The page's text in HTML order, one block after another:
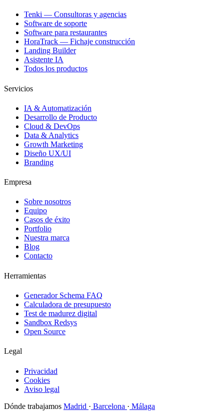
Tenki — Consultoras y agencias
Software de soporte
Software para restaurantes
HoraTrack — Fichaje construcción
Landing Builder
Asistente IA
Todos los productos
Servicios
IA & Automatización
Desarrollo de Producto
Cloud & DevOps
Data & Analytics
Growth Marketing
Diseño UX/UI
Branding
Empresa
Sobre nosotros
Equipo
Casos de éxito
Portfolio
Nuestra marca
Blog
Contacto
Herramientas
Generador Schema FAQ
Calculadora de presupuesto
Test de madurez digital
Sandbox Redsys
Open Source
Legal
Privacidad
Cookies
Aviso legal
Dónde trabajamos Madrid · Barcelona · Málaga